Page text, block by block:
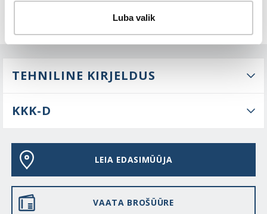
Luba valik
TEHNILINE KIRJELDUS
KKK-D
LEIA EDASIMÜÜJA
VAATA BROŠÜÜRE